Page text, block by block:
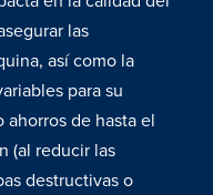
las
así como la
para su
ahorros de hasta el
(al reducir las
destructivas o